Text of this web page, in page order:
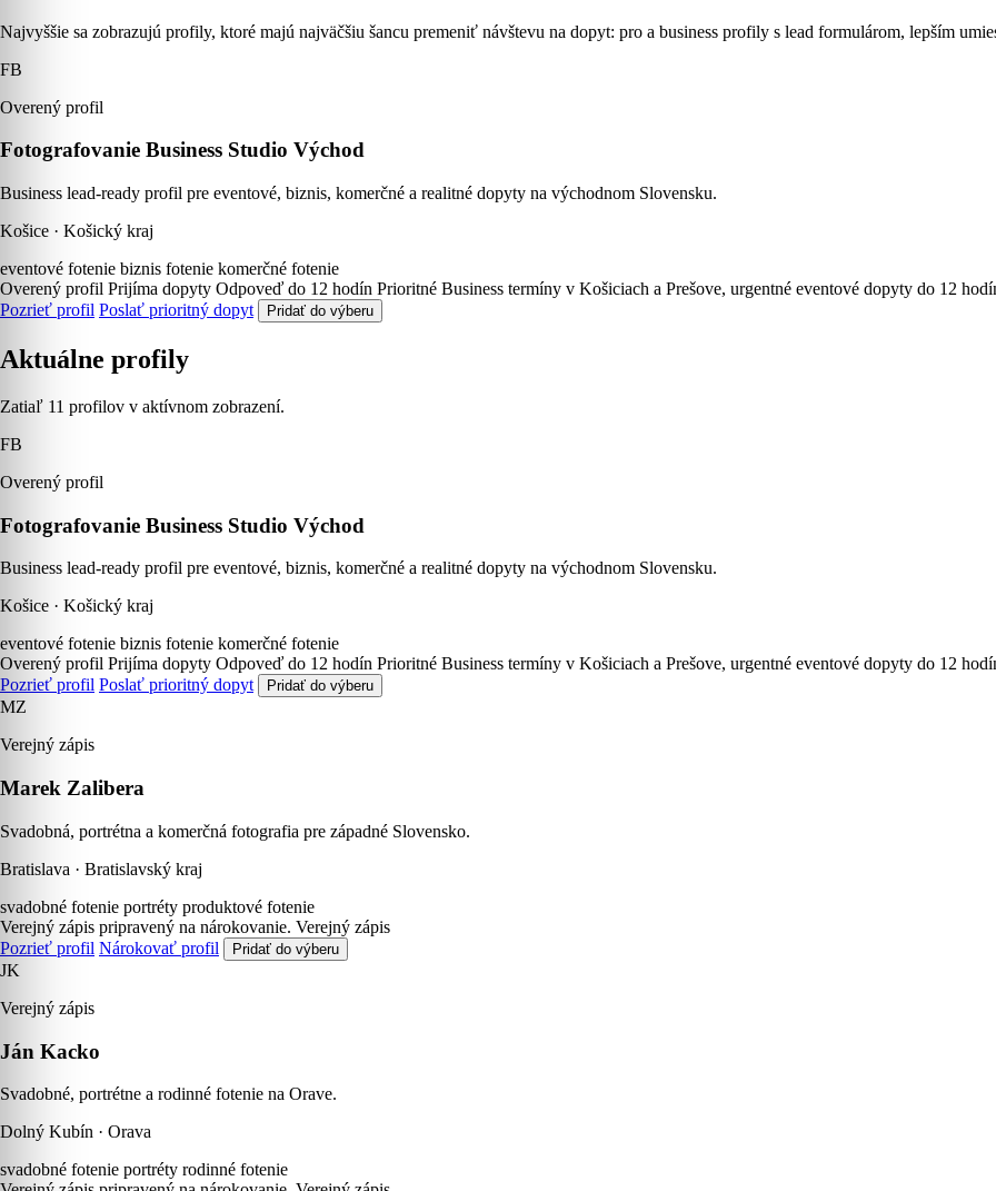
Najvyššie sa zobrazujú profily, ktoré majú najväčšiu šancu premeniť návštevu na dopyt: pro a business profily s lead formulárom, lepším
FB
Overený profil
Fotografovanie Business Studio Východ
Business lead-ready profil pre eventové, biznis, komerčné a realitné dopyty na východnom Slovensku.
Košice · Košický kraj
eventové fotenie biznis fotenie komerčné fotenie
Overený profil Prijíma dopyty Odpoveď do 12 hodín Prioritné Business termíny v Košiciach a Prešove, urgentné eventové dopyty do 12
Pozrieť profil Poslať prioritný dopyt Pridať do výberu
Aktuálne profily
Zatiaľ 11 profilov v aktívnom zobrazení.
FB
Overený profil
Fotografovanie Business Studio Východ
Business lead-ready profil pre eventové, biznis, komerčné a realitné dopyty na východnom Slovensku.
Košice · Košický kraj
eventové fotenie biznis fotenie komerčné fotenie
Overený profil Prijíma dopyty Odpoveď do 12 hodín Prioritné Business termíny v Košiciach a Prešove, urgentné eventové dopyty do 12
Pozrieť profil Poslať prioritný dopyt Pridať do výberu
MZ
Verejný zápis
Marek Zalibera
Svadobná, portrétna a komerčná fotografia pre západné Slovensko.
Bratislava · Bratislavský kraj
svadobné fotenie portréty produktové fotenie
Verejný zápis pripravený na nárokovanie. Verejný zápis
Pozrieť profil Nárokovať profil Pridať do výberu
JK
Verejný zápis
Ján Kacko
Svadobné, portrétne a rodinné fotenie na Orave.
Dolný Kubín · Orava
svadobné fotenie portréty rodinné fotenie